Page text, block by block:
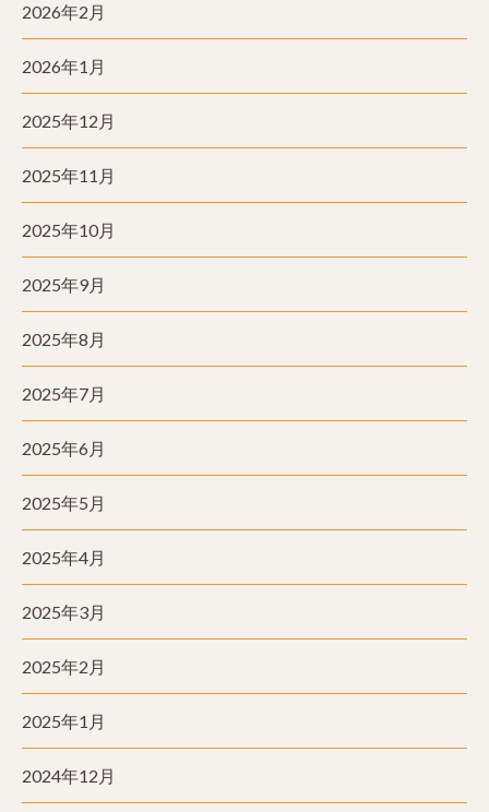
2026年2月
2026年1月
2025年12月
2025年11月
2025年10月
2025年9月
2025年8月
2025年7月
2025年6月
2025年5月
2025年4月
2025年3月
2025年2月
2025年1月
2024年12月